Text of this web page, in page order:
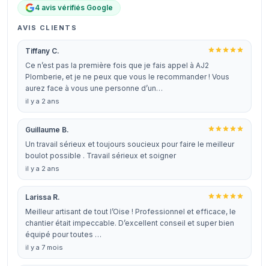
4 avis vérifiés Google
AVIS CLIENTS
Tiffany C.
Ce n’est pas la première fois que je fais appel à AJ2
Plomberie, et je ne peux que vous le recommander ! Vous
aurez face à vous une personne d’un…
il y a 2 ans
Guillaume B.
Un travail sérieux et toujours soucieux pour faire le meilleur
boulot possible . Travail sérieux et soigner
il y a 2 ans
Larissa R.
Meilleur artisant de tout l’Oise ! Professionnel et efficace, le
chantier était impeccable. D’excellent conseil et super bien
équipé pour toutes …
il y a 7 mois